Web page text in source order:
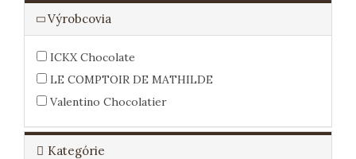
Výrobcovia
ICKX Chocolate
LE COMPTOIR DE MATHILDE
Valentino Chocolatier
Kategórie